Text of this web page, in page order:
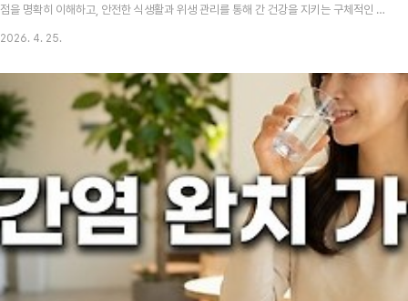
점을 명확히 이해하고, 안전한 식생활과 위생 관리를 통해 간 건강을 지키는 구체적인 방
법을 확인하실 수 있습니다.혹시 A형, B형, C형은 들어봤어도 D형과 E형은 이름조차 낯
은 고기나 해외여행 중 마신 물 한 잔이 예상치 못한 건강 위협이 될 수 있다는 사실, 알고
계셨나요? 오늘은 그 막연한 불안감을 확신으로 바꿔줄 정보를 준비했어요.목차D형 간
염, 왜 B형 간염 환자만 걸릴까요?E형간염의 주요 원인은 오염된 음식과 물?놓치기 쉬
운 잠복기와 초기..
2026. 4. 25.